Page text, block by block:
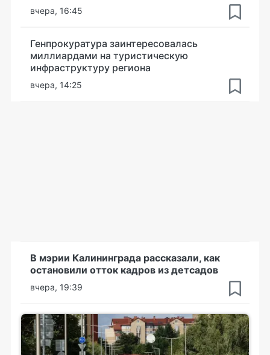
вчера, 16:45
Генпрокуратура заинтересовалась
миллиардами на туристическую
инфраструктуру региона
вчера, 14:25
В мэрии Калининграда рассказали, как
остановили отток кадров из детсадов
вчера, 19:39